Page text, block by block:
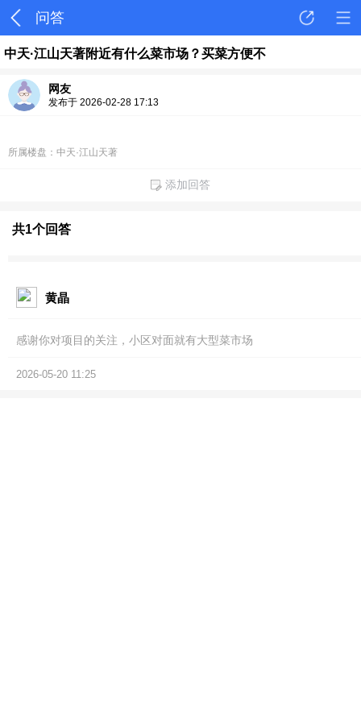
问答
中天·江山天著附近有什么菜市场？买菜方便不
网友
发布于 2026-02-28 17:13
所属楼盘：中天·江山天著
添加回答
共1个回答
黄晶
感谢你对项目的关注，小区对面就有大型菜市场
2026-05-20 11:25